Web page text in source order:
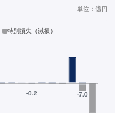
単位： 億円
特別損失（減損）